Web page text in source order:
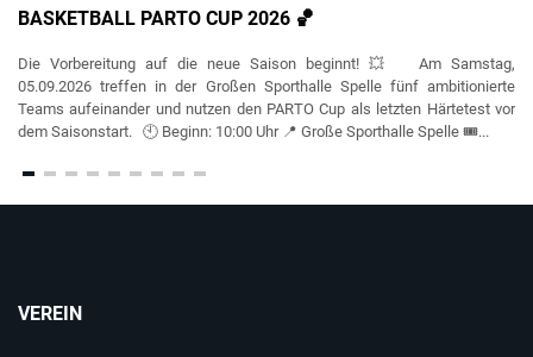
BASKETBALL PARTO CUP 2026 🏀
Die Vorbereitung auf die neue Saison beginnt! 💥 Am Samstag,
05.09.2026 treffen in der Großen Sporthalle Spelle fünf ambitionierte
Teams aufeinander und nutzen den PARTO Cup als letzten Härtetest vor
dem Saisonstart. 🕙 Beginn: 10:00 Uhr 📍 Große Sporthalle Spelle 🎟️...
VEREIN